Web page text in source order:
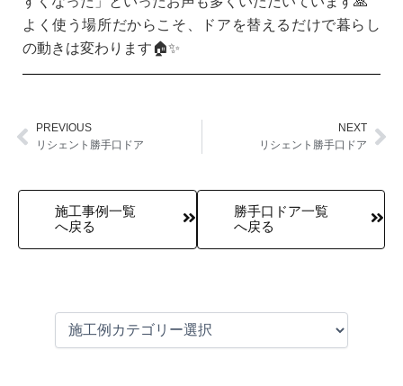
よく使う場所だからこそ、ドアを替えるだけで暮らし
の動きは変わります🏠✨
PrevPREVIOUS
リシェント勝手口ドア
NEXT
リシェント勝手口ドア
施工事例一覧
へ戻る
勝手口ドア一覧
へ戻る